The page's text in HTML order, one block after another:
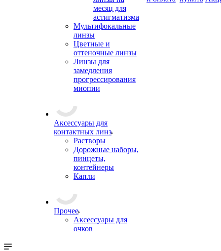
месяц для
астигматизма
Мультифокальные
линзы
Цветные и
оттеночные линзы
Линзы для
замедления
прогрессирования
миопии
Аксессуары для
контактных линз
Растворы
Дорожные наборы,
пинцеты,
контейнеры
Капли
Прочее
Аксессуары для
очков